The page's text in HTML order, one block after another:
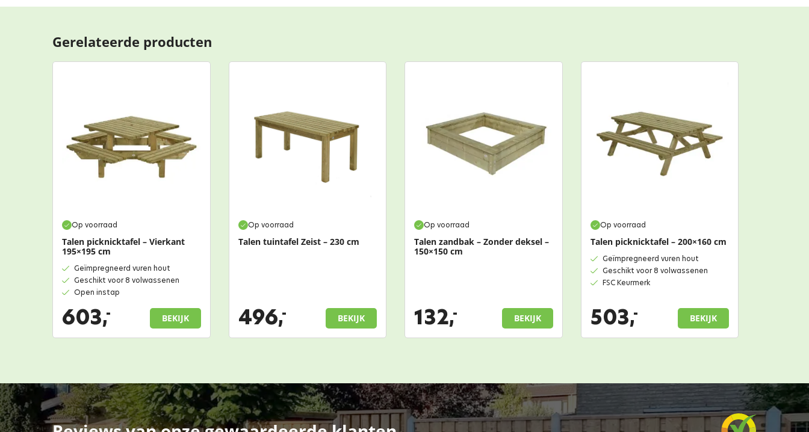
Gerelateerde producten
Op voorraad
Talen picknicktafel – Vierkant
195×195 cm
Geïmpregneerd vuren hout
Geschikt voor 8 volwassenen
Open instap
603,- BEKIJK
Op voorraad
Talen tuintafel Zeist – 230 cm
496,- BEKIJK
Op voorraad
Talen zandbak – Zonder deksel –
150×150 cm
132,- BEKIJK
Op voorraad
Talen picknicktafel – 200×160 cm
Geïmpregneerd vuren hout
Geschikt voor 8 volwassenen
FSC Keurmerk
503,- BEKIJK